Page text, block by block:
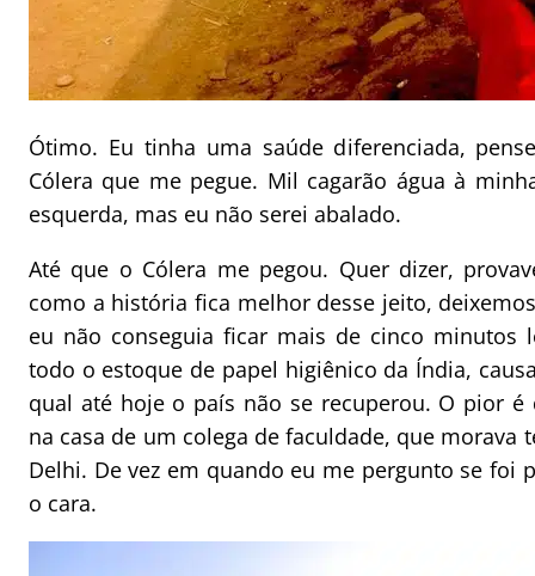
Ótimo. Eu tinha uma saúde diferenciada,
Cólera que me pegue. Mil cagarão água à
esquerda, mas eu não serei abalado.
Até que o Cólera me pegou. Quer dizer,
como a história fica melhor desse jeito,
eu não conseguia ficar mais de cinco minutos
todo o estoque de papel higiênico da Índia,
qual até hoje o país não se recuperou. O pior é
na casa de um colega de faculdade, que morava
Delhi. De vez em quando eu me pergunto se foi
o cara.